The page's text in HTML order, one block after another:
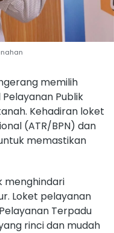
memilih
Publik
Kehadiran loket
(ATR/BPN) dan
memastikan
menghindari
Loket pelayanan
Terpadu
rinci dan mudah